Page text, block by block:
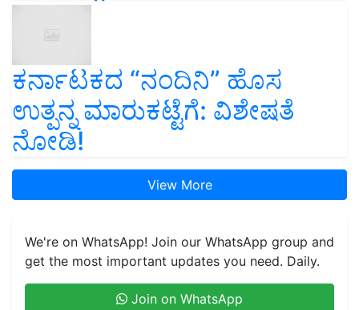
ಕರ್ನಾಟಕದ “ನಂದಿನಿ” ಹೊಸ
ಉತ್ಪನ್ನ ಮಾರುಕಟ್ಟೆಗೆ: ವಿಶೇಷತೆ
ನೋಡಿ!
View More
We're on WhatsApp! Join our WhatsApp group and
get the most important updates you need. Daily.
Join on WhatsApp